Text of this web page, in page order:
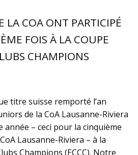
LA COA ONT PARTICIPÉ
FOIS À LA COUPE
CHAMPIONS
titre suisse remporté l’an
de la CoA Lausanne-Riviera
– ceci pour la cinquième
Lausanne-Riviera – à la
Champions (ECCC). Notre